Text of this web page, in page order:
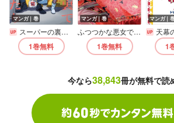
マンガ｜巻
スーパーの裏でヤニ吸うふたり【デジタル版限定特典付き】
1巻無料
マンガ｜巻
ふつつかな悪女ではございますが ～雛宮蝶鼠とりかえ伝～【電子限定描き下ろし付き】
1巻無料
マンガ｜
天幕のジ
1
今なら38,843冊が無料で読